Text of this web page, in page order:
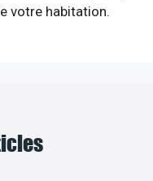
votre habitation.